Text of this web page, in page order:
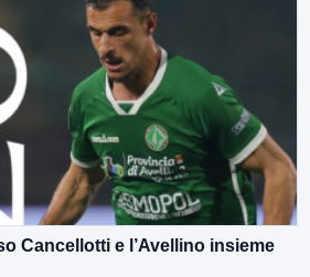
Cancellotti e l’Avellino insieme